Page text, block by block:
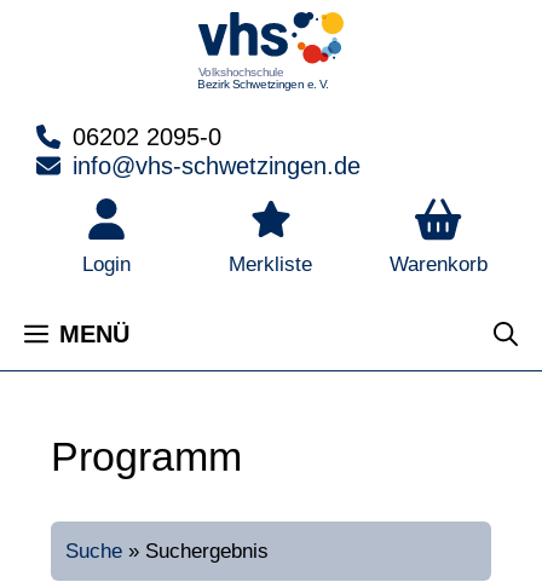
06202 2095-0
info@vhs-schwetzingen.de
Login Merkliste Warenkorb
MENÜ
Programm
Suche » Suchergebnis